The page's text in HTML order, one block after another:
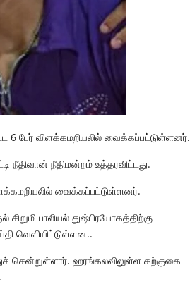
6 பேர் விளக்கமறியலில் வைக்கப்பட்டுள்ளனர்.
நீதிவான் நீதிமன்றம் உத்தரவிட்டது.
வைக்கப்பட்டுள்ளனர்.
பாலியல் துஷ்பிரயோகத்திற்கு
வெளியிட்டுள்ளன..
சென்றுள்ளார். ஹரங்கலவிலுள்ள கற்குகை